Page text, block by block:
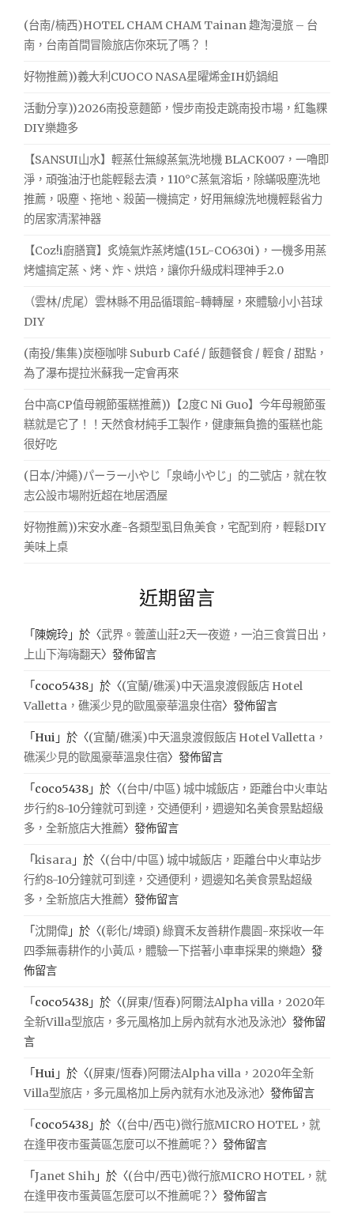
(台南/楠西)HOTEL CHAM CHAM Tainan 趣淘漫旅 – 台
南，台南首間冒險旅店你來玩了嗎？！
好物推薦))義大利CUOCO NASA星曜烯金IH奶鍋組
活動分享))2026南投意麵節，慢步南投走跳南投市場，紅龜粿
DIY樂趣多
【SANSUI山水】輕蒸仕無線蒸氣洗地機 BLACK007，一嚕即
淨，頑強油汙也能輕鬆去漬，110°C蒸氣溶垢，除蟎吸塵洗地
推薦，吸塵、拖地、殺菌一機搞定，好用無線洗地機輕鬆省力
的居家清潔神器
【Coz!i廚膳寶】炙燒氣炸蒸烤爐(15L-CO630i)，一機多用蒸
烤爐搞定蒸、烤、炸、烘焙，讓你升級成料理神手2.0
（雲林/虎尾）雲林縣不用品循環館-轉轉屋，來體驗小小苔球
DIY
(南投/集集)炭極咖啡 Suburb Café / 飯麵餐食 / 輕食 / 甜點，
為了瀑布提拉米蘇我一定會再來
台中高CP值母親節蛋糕推薦))【2度C Ni Guo】今年母親節蛋
糕就是它了！！天然食材純手工製作，健康無負擔的蛋糕也能
很好吃
(日本/沖繩)パーラー小やじ「泉崎小やじ」的二號店，就在牧
志公設市場附近超在地居酒屋
好物推薦))宋安水產-各類型虱目魚美食，宅配到府，輕鬆DIY
美味上桌
近期留言
「 陳婉玲 」於〈武界。蕓蘆山莊2天一夜遊，一泊三食賞日出，
上山下海嗨翻天〉發佈留言
「 coco5438 」於〈(宜蘭/礁溪)中天溫泉渡假飯店 Hotel
Valletta，礁溪少見的歐風豪華溫泉住宿〉發佈留言
「Hui 」於〈(宜蘭/礁溪)中天溫泉渡假飯店 Hotel Valletta，
礁溪少見的歐風豪華溫泉住宿〉發佈留言
「 coco5438 」於〈(台中/中區) 城中城飯店，距離台中火車站
步行約8-10分鐘就可到達，交通便利，週邊知名美食景點超級
多，全新旅店大推薦〉發佈留言
「kisara 」於〈(台中/中區) 城中城飯店，距離台中火車站步
行約8-10分鐘就可到達，交通便利，週邊知名美食景點超級
多，全新旅店大推薦〉發佈留言
「沈開偉 」於〈(彰化/埤頭) 綠寶禾友善耕作農園-來採收一年
四季無毒耕作的小黃瓜，體驗一下搭著小車車採果的樂趣〉發
佈留言
「 coco5438 」於〈(屏東/恆春)阿爾法Alpha villa，2020年
全新Villa型旅店，多元風格加上房內就有水池及泳池〉發佈留
言
「Hui 」於〈(屏東/恆春)阿爾法Alpha villa，2020年全新
Villa型旅店，多元風格加上房內就有水池及泳池〉發佈留言
「 coco5438 」於〈(台中/西屯)微行旅MICRO HOTEL，就
在逢甲夜市蛋黃區怎麼可以不推薦呢？ 〉發佈留言
「Janet Shih 」於〈(台中/西屯)微行旅MICRO HOTEL，就
在逢甲夜市蛋黃區怎麼可以不推薦呢？ 〉發佈留言